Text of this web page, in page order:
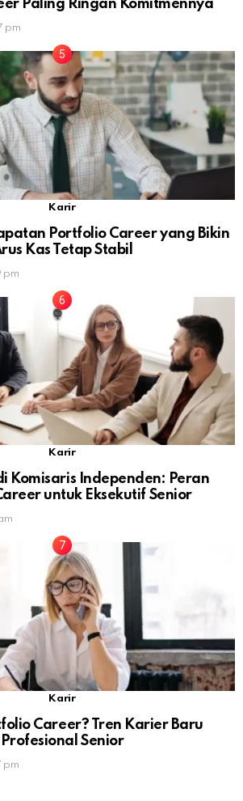
Paling Ringan Komitmennya
pm
Karir
Portfolio Career yang Bikin
Kas Tetap Stabil
pm
Karir
Komisaris Independen: Peran
untuk Eksekutif Senior
Karir
Career? Tren Karier Baru
Profesional Senior
pm